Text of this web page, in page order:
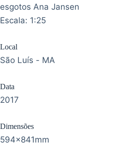
esgotos Ana Jansen
Escala: 1:25
Local
São Luís - MA
Data
2017
Dimensões
594x841mm